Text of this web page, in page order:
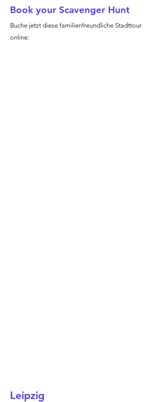
Book your Scavenger Hunt
Buche jetzt diese familienfreundliche Stadttour
online:
Leipzig